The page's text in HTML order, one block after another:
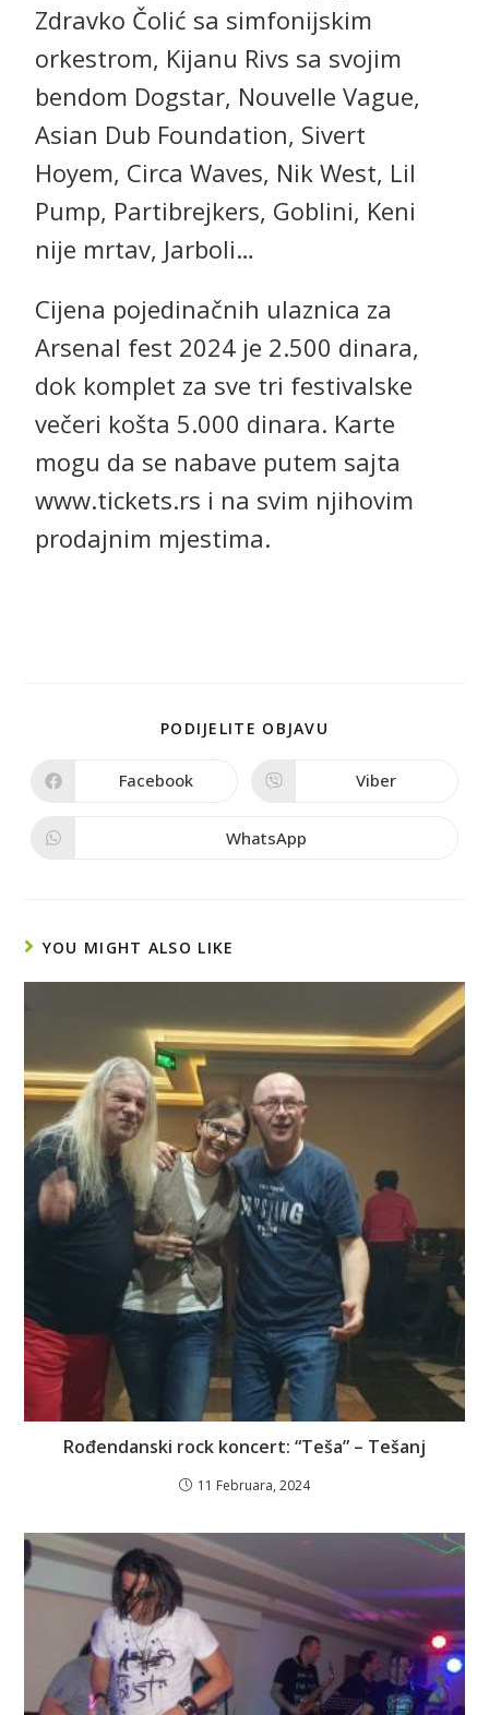
Zdravko Čolić sa simfonijskim
orkestrom, Kijanu Rivs sa svojim
bendom Dogstar, Nouvelle Vague,
Asian Dub Foundation, Sivert
Hoyem, Circa Waves, Nik West, Lil
Pump, Partibrejkers, Goblini, Keni
nije mrtav, Jarboli…
Cijena pojedinačnih ulaznica za
Arsenal fest 2024 je 2.500 dinara,
dok komplet za sve tri festivalske
večeri košta 5.000 dinara. Karte
mogu da se nabave putem sajta
www.tickets.rs i na svim njihovim
prodajnim mjestima.
PODIJELITE OBJAVU
Facebook Viber
WhatsApp
YOU MIGHT ALSO LIKE
Rođendanski rock koncert: “Teša” – Tešanj
11 Februara, 2024